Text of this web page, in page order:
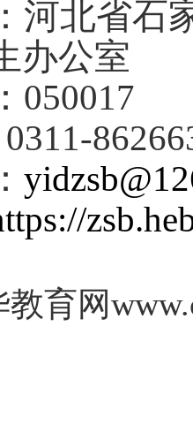
河北省石
办公室
050017
育网